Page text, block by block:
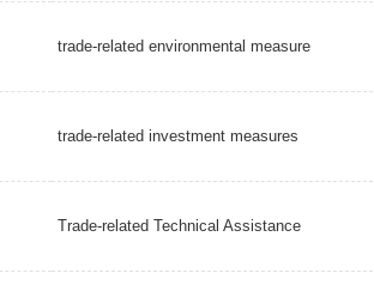
trade-related environmental measure
trade-related investment measures
Trade-related Technical Assistance